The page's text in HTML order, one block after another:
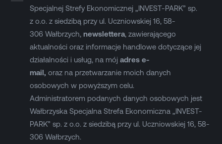
Specjalnej Strefy Ekonomicznej „INVEST-PARK” sp.
z o.o. z siedzibą przy ul. Uczniowskiej 16, 58-
306 Wałbrzych, newslettera, zawierającego
aktualności oraz informacje handlowe dotyczące jej
działalności i usług, na mój adres e-
mail, oraz na przetwarzanie moich danych
osobowych w powyższym celu.
Administratorem podanych danych osobowych jest
Wałbrzyska Specjalna Strefa Ekonomiczna „INVEST-
PARK” sp. z o.o. z siedzibą przy ul. Uczniowskiej 16, 58-
306 Wałbrzych.